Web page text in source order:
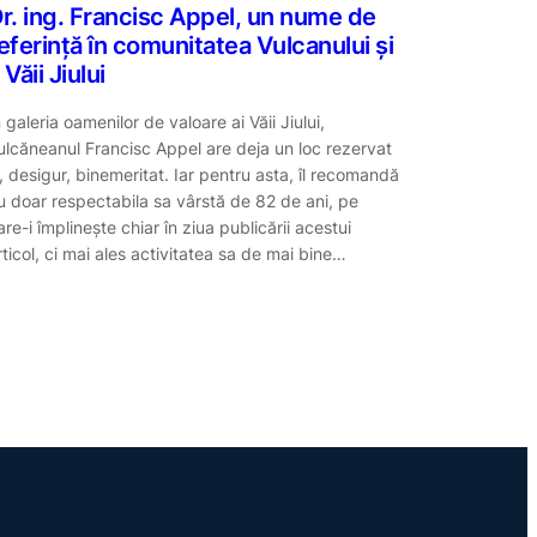
ing. Francisc Appel, un nume de
în comunitatea Vulcanului și
Văii Jiului
galeria oamenilor de valoare ai Văii Jiului,
Francisc Appel are deja un loc rezervat
desigur, binemeritat. Iar pentru asta, îl recomandă
doar respectabila sa vârstă de 82 de ani, pe
i împlinește chiar în ziua publicării acestui
ci mai ales activitatea sa de mai bine…